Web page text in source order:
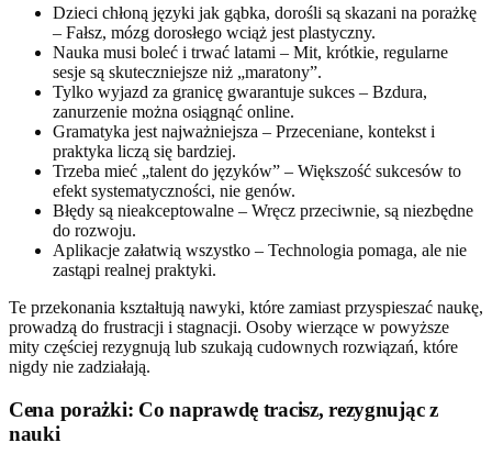
Dzieci chłoną języki jak gąbka, dorośli są skazani na porażkę
– Fałsz, mózg dorosłego wciąż jest plastyczny.
Nauka musi boleć i trwać latami – Mit, krótkie, regularne
sesje są skuteczniejsze niż „maratony”.
Tylko wyjazd za granicę gwarantuje sukces – Bzdura,
zanurzenie można osiągnąć online.
Gramatyka jest najważniejsza – Przeceniane, kontekst i
praktyka liczą się bardziej.
Trzeba mieć „talent do języków” – Większość sukcesów to
efekt systematyczności, nie genów.
Błędy są nieakceptowalne – Wręcz przeciwnie, są niezbędne
do rozwoju.
Aplikacje załatwią wszystko – Technologia pomaga, ale nie
zastąpi realnej praktyki.
Te przekonania kształtują nawyki, które zamiast przyspieszać naukę,
prowadzą do frustracji i stagnacji. Osoby wierzące w powyższe
mity częściej rezygnują lub szukają cudownych rozwiązań, które
nigdy nie zadziałają.
Cena porażki: Co naprawdę tracisz, rezygnując z
nauki